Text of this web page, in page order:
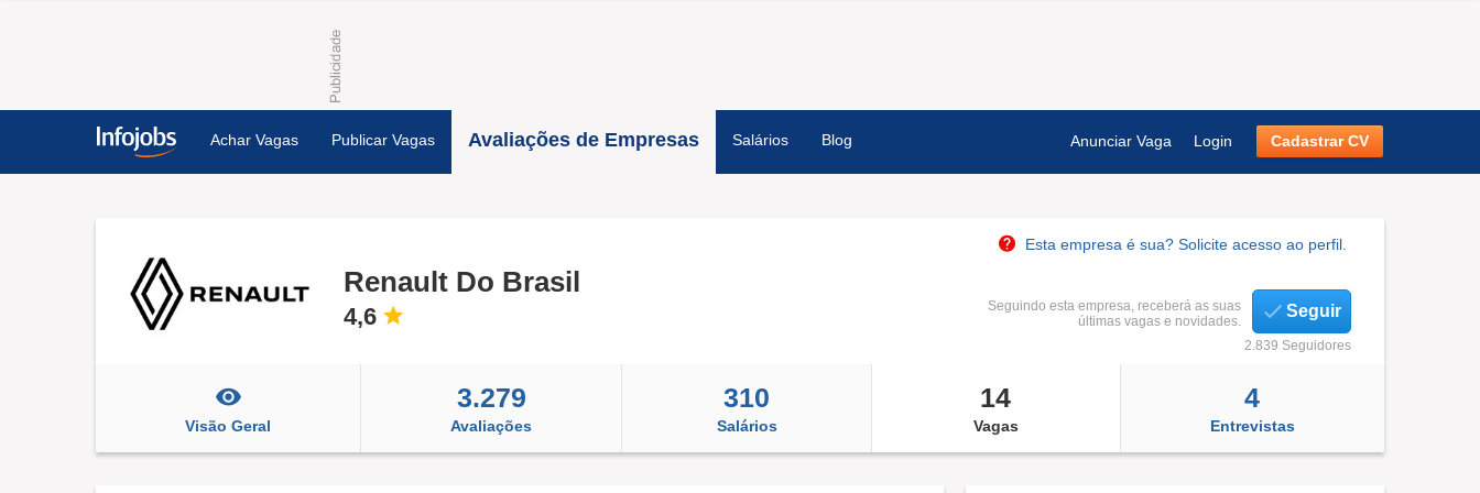
Achar Vagas Publicar Vagas Avaliações de Empresas Salários Blog Anunciar Vaga Login Cadastrar CV
Esta empresa é sua? Solicite acesso ao perfil.
Renault Do Brasil
4,6
Seguindo esta empresa, receberá as suas
últimas vagas e novidades.
Seguir
2.839 Seguidores
Visão Geral
3.279
Avaliações
310
Salários
14
Vagas
4
Entrevistas